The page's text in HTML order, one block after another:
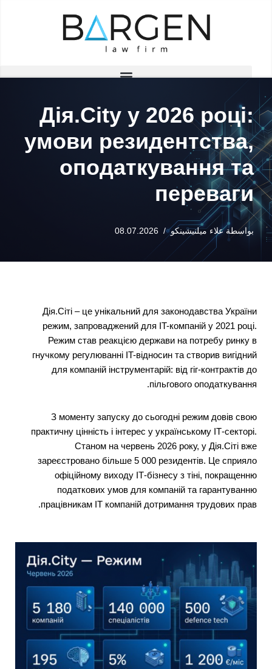
Дія.City у 2026 році:
умови резидентства,
оподаткування та
переваги
بواسطةعلاء ميلنيشينكو 08.07.2026
Дія.Сіті – це унікальний для законодавства України
режим, запроваджений для IT-компаній у 2021 році.
Режим став реакцією держави на потребу ринку в
гнучкому регулюванні IT-відносин та створив вигідний
для компаній інструментарій: від гіг-контрактів до
пільгового оподаткування.
З моменту запуску до сьогодні режим довів свою
практичну цінність і інтерес у українському ІТ-секторі.
Станом на червень 2026 року, у Дія.Сіті вже
зареєстровано більше 5 000 резидентів. Це сприяло
офіційному виходу ІТ-бізнесу з тіні, покращенню
податкових умов для компаній та гарантуванню
працівникам ІТ компаній дотримання трудових прав.